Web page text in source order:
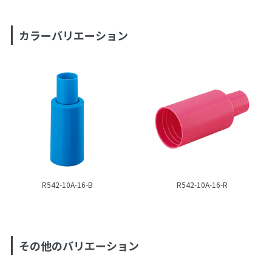
カラーバリエーション
R542-10A-16-B R542-10A-16-R
その他のバリエーション